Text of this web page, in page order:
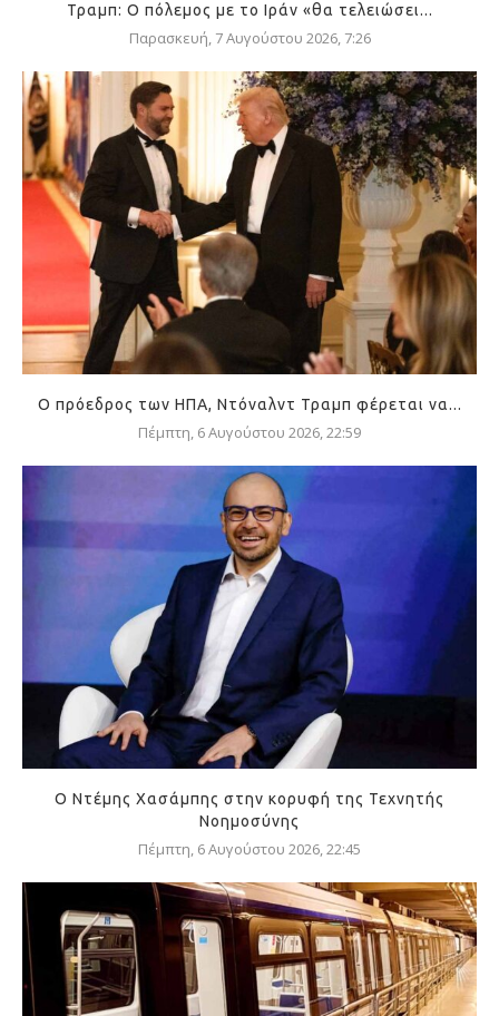
Τραμπ: Ο πόλεμος με το Ιράν «θα τελειώσει...
Παρασκευή, 7 Αυγούστου 2026, 7:26
Ο πρόεδρος των ΗΠΑ, Ντόναλντ Τραμπ φέρεται να...
Πέμπτη, 6 Αυγούστου 2026, 22:59
Ο Ντέμης Χασάμπης στην κορυφή της Τεχνητής
Νοημοσύνης
Πέμπτη, 6 Αυγούστου 2026, 22:45